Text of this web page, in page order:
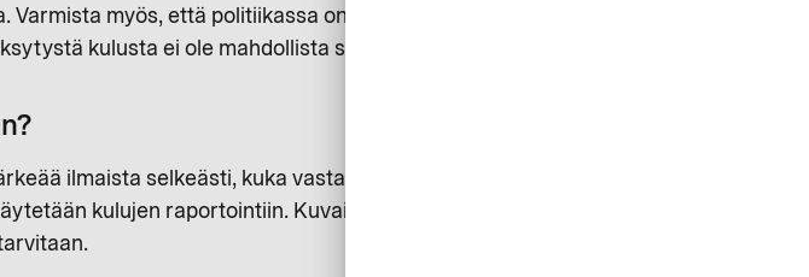
myös, että politiikassa on selkeä ohjeistus siitä,
kulusta ei ole mahdollista saada kuittia.
ilmaista selkeästi, kuka vastaa laskun maksamisesta
kulujen raportointiin. Kuvaile vaihe vaiheelta, miten